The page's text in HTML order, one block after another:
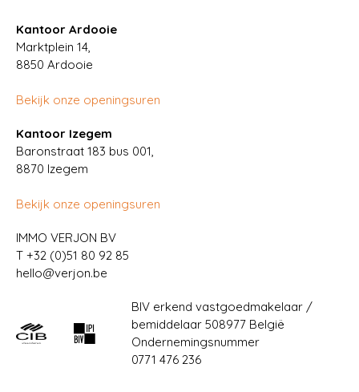
Kantoor Ardooie
Marktplein 14,
8850 Ardooie
Bekijk onze openingsuren
Kantoor Izegem
Baronstraat 183 bus 001,
8870 Izegem
Bekijk onze openingsuren
IMMO VERJON BV
T +32 (0)51 80 92 85
hello@verjon.be
BIV erkend vastgoedmakelaar /
bemiddelaar 508977 België
Ondernemingsnummer
0771 476 236